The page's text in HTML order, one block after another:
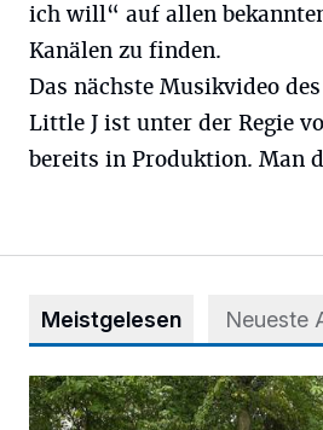
ich will“ auf allen
Kanälen zu finden.
Das nächste Musikvideo
Little J ist unter der Regie
bereits in Produktion. Man
Meistgelesen Neueste
Aus Grau wird Haltung